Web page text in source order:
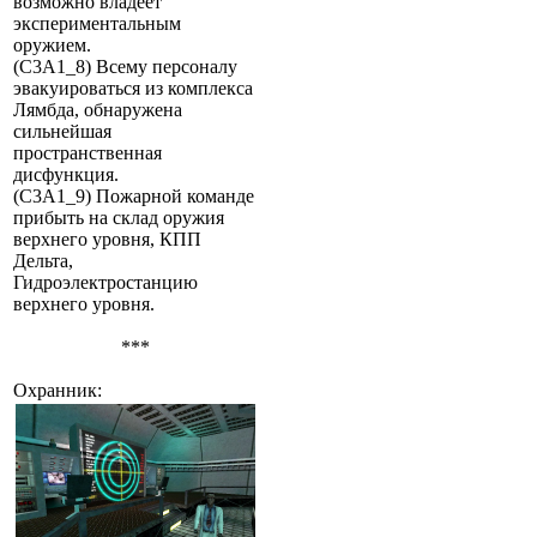
экспериментальным
оружием.
(C3A1_8) Всему персоналу
эвакуироваться из комплекса
Лямбда, обнаружена
сильнейшая
пространственная
дисфункция.
(C3A1_9) Пожарной команде
прибыть на склад оружия
верхнего уровня, КПП
Дельта,
Гидроэлектростанцию
верхнего уровня.
***
Охранник: